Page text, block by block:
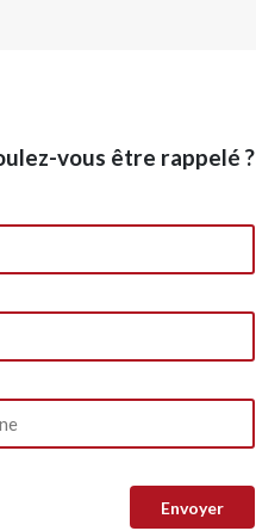
vous être rappelé ?